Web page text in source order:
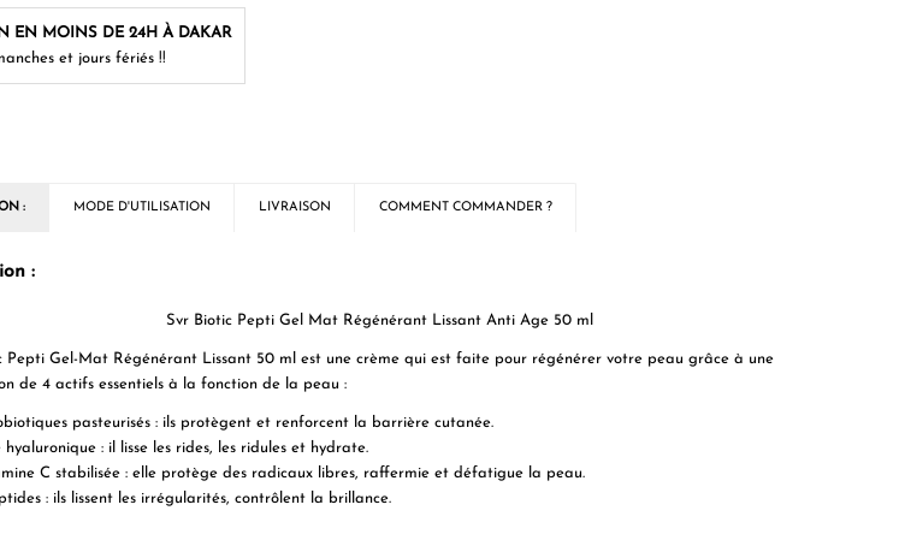
EN MOINS DE 24H À DAKAR
et jours fériés !!
: MODE D'UTILISATION LIVRAISON COMMENT COMMANDER ?
:
Svr Biotic Pepti Gel Mat Régénérant Lissant Anti Age 50 ml
Pepti Gel-Mat Régénérant Lissant 50 ml est une crème qui est faite pour régénérer votre peau grâce à une
de 4 actifs essentiels à la fonction de la peau :
pasteurisés : ils protègent et renforcent la barrière cutanée.
hyaluronique : il lisse les rides, les ridules et hydrate.
C stabilisée : elle protège des radicaux libres, raffermie et défatigue la peau.
: ils lissent les irrégularités, contrôlent la brillance.